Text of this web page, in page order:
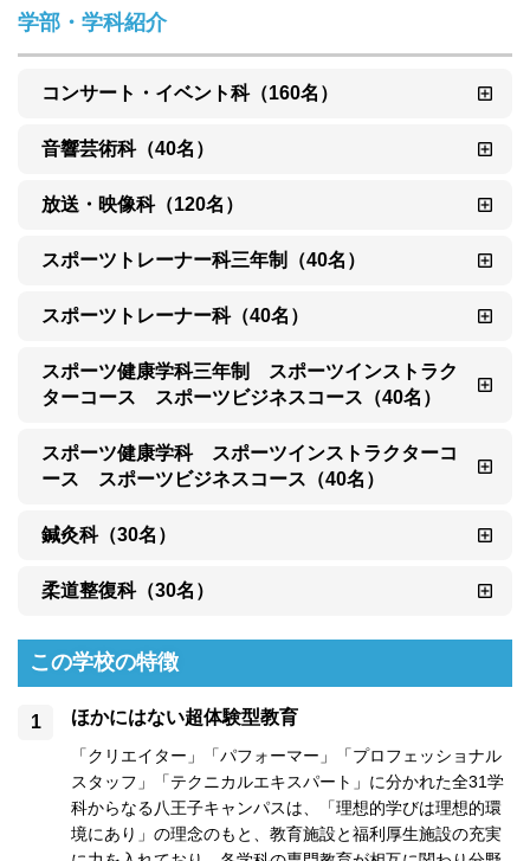
学部・学科紹介
コンサート・イベント科（160名）
音響芸術科（40名）
放送・映像科（120名）
スポーツトレーナー科三年制（40名）
スポーツトレーナー科（40名）
スポーツ健康学科三年制　スポーツインストラク
ターコース　スポーツビジネスコース（40名）
スポーツ健康学科　スポーツインストラクターコ
ース　スポーツビジネスコース（40名）
鍼灸科（30名）
柔道整復科（30名）
この学校の特徴
ほかにはない超体験型教育
「クリエイター」「パフォーマー」「プロフェッショナル
スタッフ」「テクニカルエキスパート」に分かれた全31学
科からなる八王子キャンパスは、「理想的学びは理想的環
境にあり」の理念のもと、教育施設と福利厚生施設の充実